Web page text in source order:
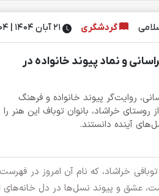
گردشگری ۲۱ آبان ۱۴۰۴ | 09:04
و نماد پیوند خانواده در
روایت‌گر پیوند خانواده و فرهنگ
خراشاد، بانوان توباف این هنر را
آینده دانستند.
توبافی خراشاد، که نام آن امروز در
عشق و پیوند نسل‌ها در دل خانه‌های